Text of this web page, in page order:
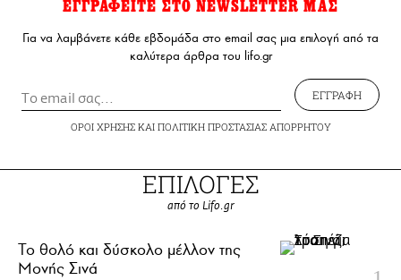
ΕΓΓΡΑΦΕΙΤΕ ΣΤΟ NEWSLETTER ΜΑΣ
Για να λαμβάνετε κάθε εβδομάδα στο email σας μια επιλογή από τα
καλύτερα άρθρα του lifo.gr
ΕΓΓΡΑΦΗ
ΟΡΟΙ ΧΡΗΣΗΣΚΑΙ ΠΟΛΙΤΙΚΗ ΠΡΟΣΤΑΣΙΑΣ ΑΠΟΡΡΗΤΟΥ
ΕΠΙΛΟΓΕΣ
από το Lifo.gr
Το θολό και δύσκολο μέλλον της
Μονής Σινά